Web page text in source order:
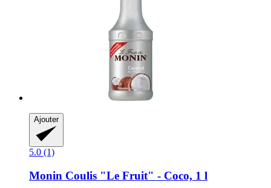
Ajouter
5.0 (1)
Monin Coulis "Le Fruit" -​ Coco, 1 l